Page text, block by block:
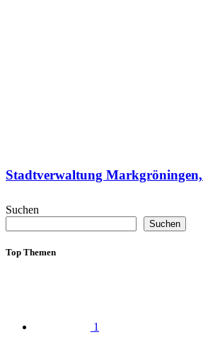
Stadtverwaltung
Suchen
Suchen
Top Themen
1